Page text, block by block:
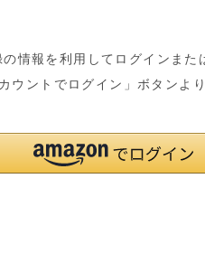
報を利用してログインまた
ウントでログイン」ボタンよ